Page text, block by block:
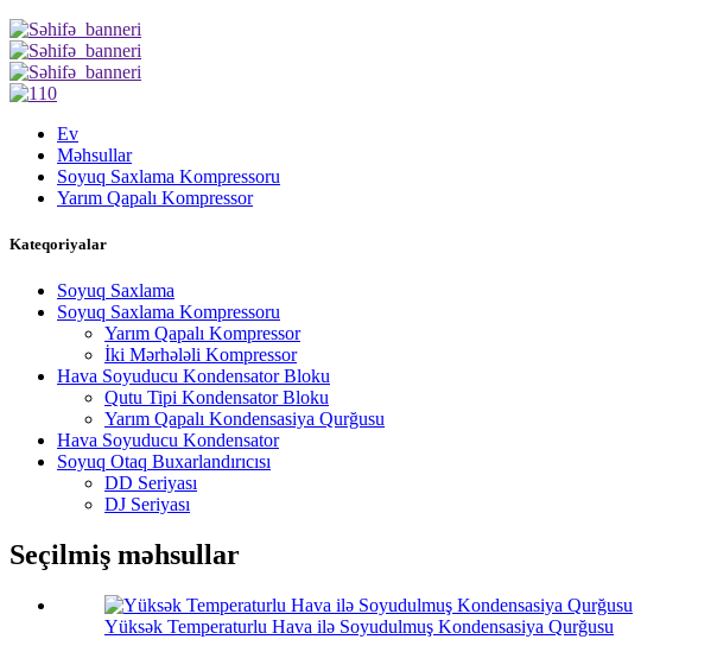
Ev
Məhsullar
Soyuq Saxlama Kompressoru
Yarım Qapalı Kompressor
Kateqoriyalar
Soyuq Saxlama
Soyuq Saxlama Kompressoru
Yarım Qapalı Kompressor
İki Mərhələli Kompressor
Hava Soyuducu Kondensator Bloku
Qutu Tipi Kondensator Bloku
Yarım Qapalı Kondensasiya Qurğusu
Hava Soyuducu Kondensator
Soyuq Otaq Buxarlandırıcısı
DD Seriyası
DJ Seriyası
Seçilmiş məhsullar
Yüksək Temperaturlu Hava ilə Soyudulmuş Kondensasiya Qurğusu